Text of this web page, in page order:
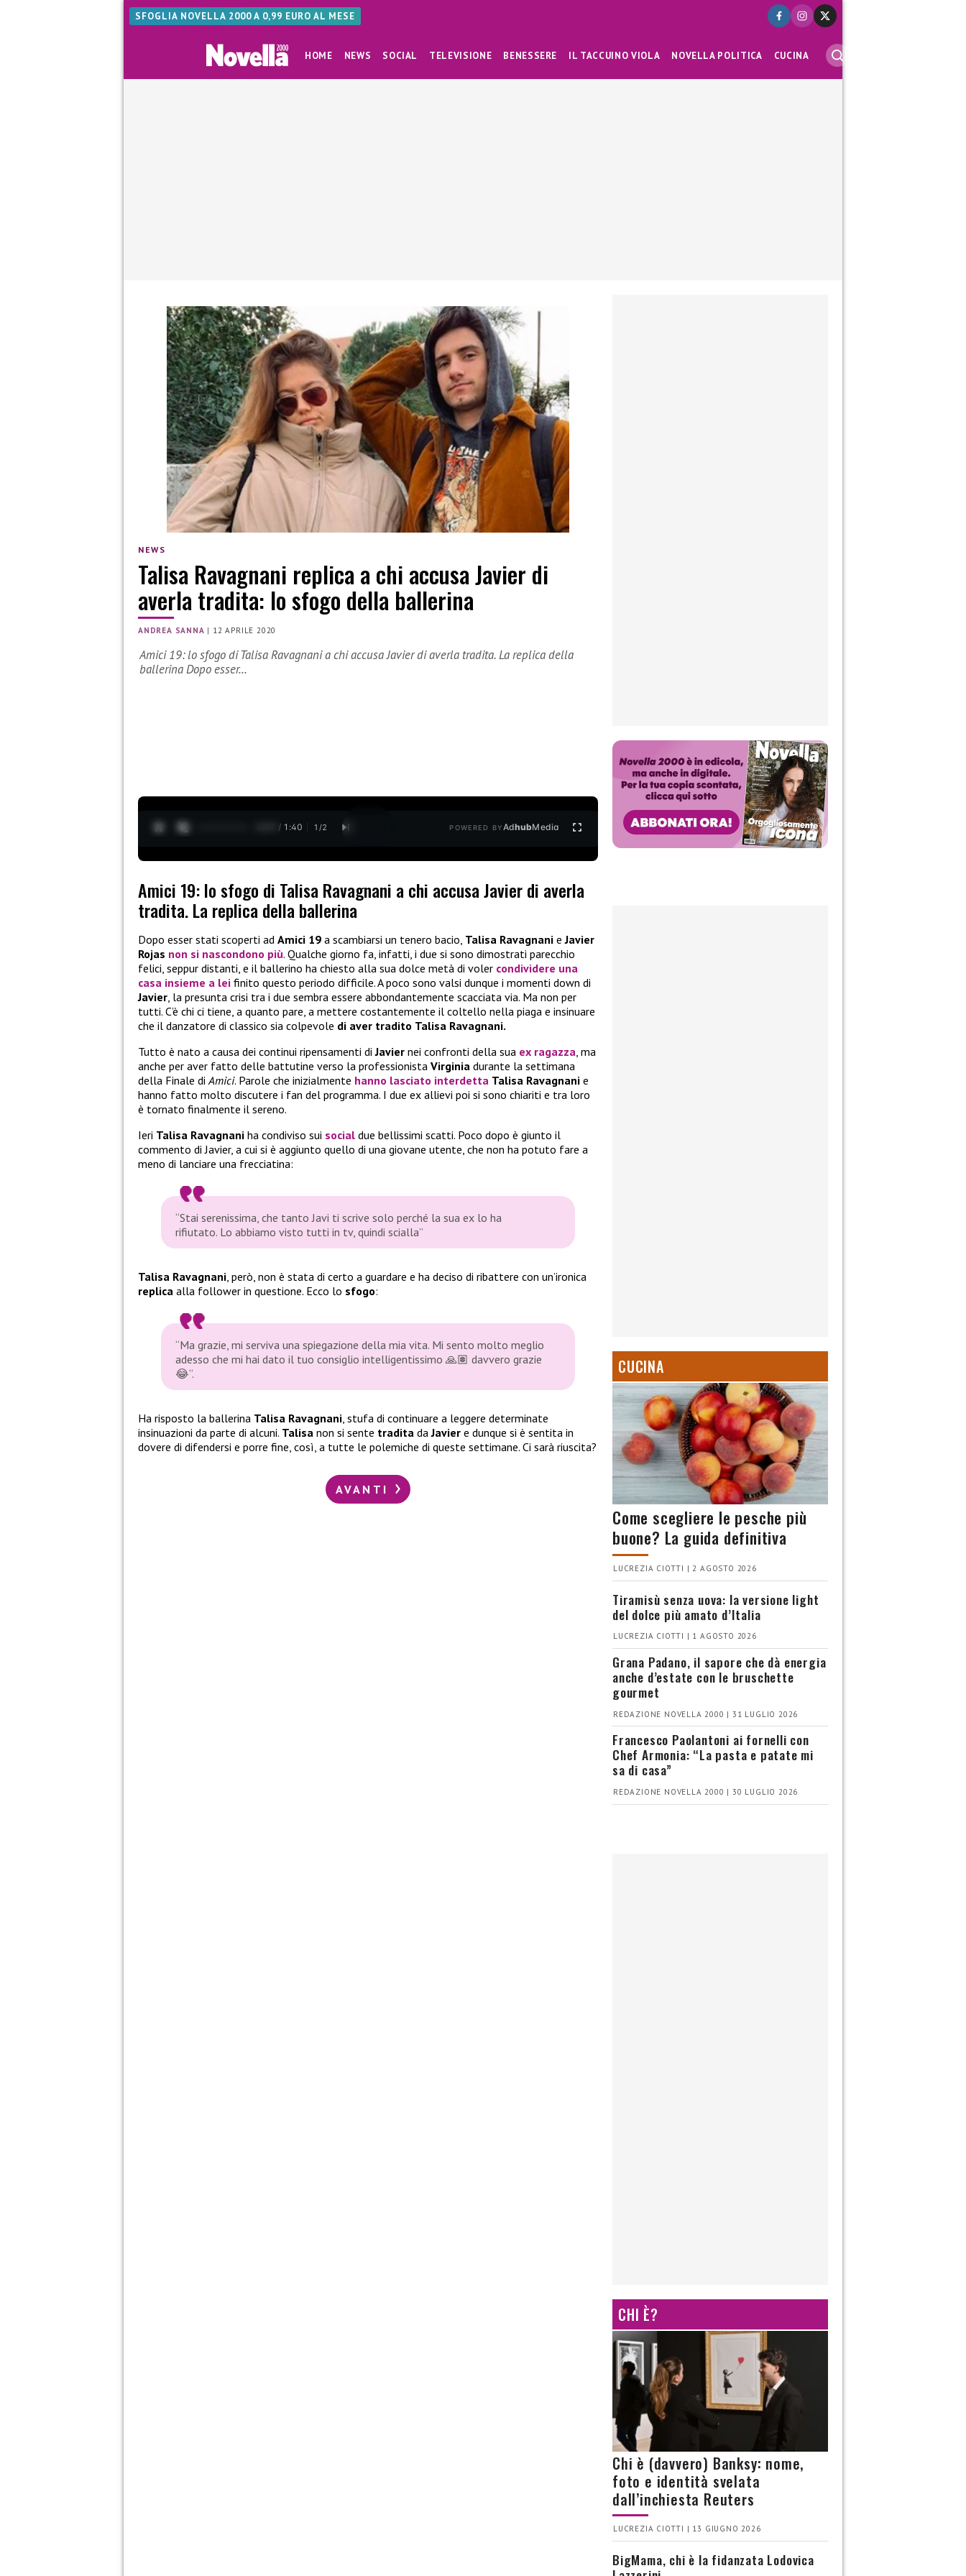
SFOGLIA NOVELLA 2000 A 0,99 EURO AL MESE
HOME NEWS SOCIAL TELEVISIONE BENESSERE IL TACCUINO VIOLA NOVELLA POLITICA CUCINA
NEWS
Talisa Ravagnani replica a chi accusa Javier di
averla tradita: lo sfogo della ballerina
ANDREA SANNA | 12 APRILE 2020
Amici 19: lo sfogo di Talisa Ravagnani a chi accusa Javier di averla tradita. La replica della
ballerina Dopo esser…
0:10 / 1:40 1 /2 POWERED BYAdhubMedia
Amici 19: lo sfogo di Talisa Ravagnani a chi accusa Javier di averla
tradita. La replica della ballerina
Dopo esser stati scoperti ad Amici 19 a scambiarsi un tenero bacio, Talisa Ravagnani eJavier
Rojas non si nascondono più. Qualche giorno fa, infatti, i due si sono dimostrati parecchio
felici, seppur distanti, e il ballerino ha chiesto alla sua dolce metà di voler condividere una
casa insieme a lei finito questo periodo difficile. A poco sono valsi dunque i momenti down di
Javier, la presunta crisi tra i due sembra essere abbondantemente scacciata via. Ma non per
tutti. C’è chi ci tiene, a quanto pare, a mettere costantemente il coltello nella piaga e insinuare
che il danzatore di classico sia colpevole di aver tradito Talisa Ravagnani.
Tutto è nato a causa dei continui ripensamenti diJavier nei confronti della sua ex ragazza, ma
anche per aver fatto delle battutine verso la professionista Virginia durante la settimana
della Finale diAmici. Parole che inizialmente hanno lasciato interdetta Talisa Ravagnani e
hanno fatto molto discutere i fan del programma. I due ex allievi poi si sono chiariti e tra loro
è tornato finalmente il sereno.
Ieri Talisa Ravagnani ha condiviso sui social due bellissimi scatti. Poco dopo è giunto il
commento di Javier, a cui si è aggiunto quello di una giovane utente, che non ha potuto fare a
meno di lanciare una frecciatina:
“Stai serenissima, che tanto Javi ti scrive solo perché la sua ex lo ha
rifiutato. Lo abbiamo visto tutti in tv, quindi scialla”
Talisa Ravagnani, però, non è stata di certo a guardare e ha deciso di ribattere con un’ironica
replica alla follower in questione. Ecco lo sfogo:
“Ma grazie, mi serviva una spiegazione della mia vita. Mi sento molto meglio
adesso che mi hai dato il tuo consiglio intelligentissimo 🙏🏽 davvero grazie
😂“.
Ha risposto la ballerina Talisa Ravagnani, stufa di continuare a leggere determinate
insinuazioni da parte di alcuni. Talisa non si sente tradita daJavier e dunque si è sentita in
dovere di difendersi e porre fine, così, a tutte le polemiche di queste settimane. Ci sarà riuscita?
AVANTI
CUCINA
Come scegliere le pesche più
buone? La guida definitiva
LUCREZIA CIOTTI | 2 AGOSTO 2026
Tiramisù senza uova: la versione light
del dolce più amato d’Italia
LUCREZIA CIOTTI | 1 AGOSTO 2026
Grana Padano, il sapore che dà energia
anche d’estate con le bruschette
gourmet
REDAZIONE NOVELLA 2000 | 31 LUGLIO 2026
Francesco Paolantoni ai fornelli con
Chef Armonia: “La pasta e patate mi
sa di casa”
REDAZIONE NOVELLA 2000 | 30 LUGLIO 2026
CHI È?
Chi è (davvero) Banksy: nome,
foto e identità svelata
dall’inchiesta Reuters
LUCREZIA CIOTTI | 13 GIUGNO 2026
BigMama, chi è la fidanzata Lodovica